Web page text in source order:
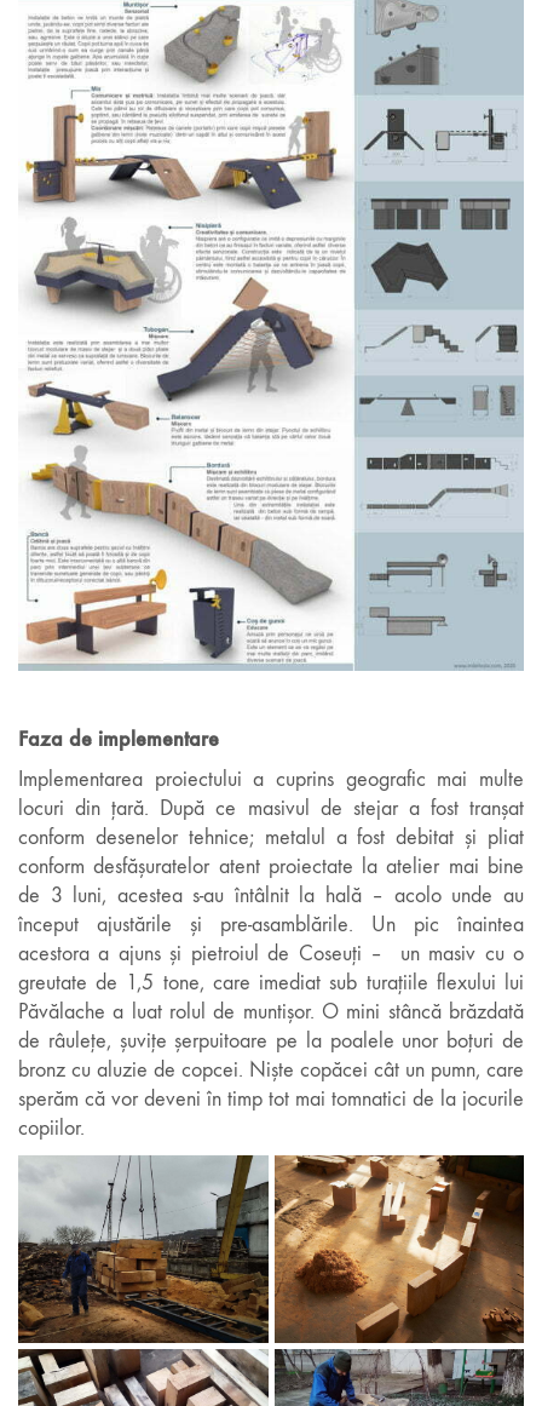
Faza de implementare
Implementarea proiectului a cuprins geografic mai multe
locuri din țară. După ce masivul de stejar a fost tranșat
conform desenelor tehnice; metalul a fost debitat și pliat
conform desfășuratelor atent proiectate la atelier mai bine
de 3 luni, acestea s-au întâlnit la hală – acolo unde au
început ajustările și pre-asamblările. Un pic înaintea
acestora a ajuns și pietroiul de Coseuți – un masiv cu o
greutate de 1,5 tone, care imediat sub turațiile flexului lui
Păvălache a luat rolul de muntișor. O mini stâncă brăzdată
de râulețe, șuvițe șerpuitoare pe la poalele unor boțuri de
bronz cu aluzie de copcei. Niște copăcei cât un pumn, care
sperăm că vor deveni în timp tot mai tomnatici de la jocurile
copiilor.